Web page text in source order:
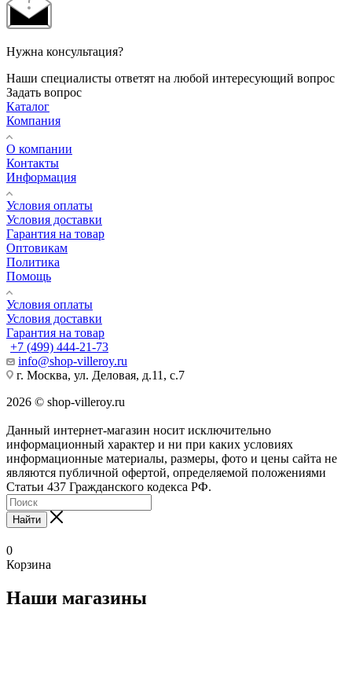
Нужна консультация?
Наши специалисты ответят на любой интересующий вопрос
Задать вопрос
Каталог
Компания
О компании
Контакты
Информация
Условия оплаты
Условия доставки
Гарантия на товар
Оптовикам
Политика
Помощь
Условия оплаты
Условия доставки
Гарантия на товар
+7 (499) 444-21-73
info@shop-villeroy.ru
г. Москва, ул. Деловая, д.11, с.7
2026 © shop-villeroy.ru
Данный интернет-магазин носит исключительно
информационный характер и ни при каких условиях
информационные материалы, размеры, фото и цены сайта не
являются публичной офертой, определяемой положениями
Статьи 437 Гражданского кодекса РФ.
Найти
0
Корзина
Наши магазины